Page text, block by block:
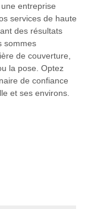
entreprise
services de haute
des résultats
sommes
de couverture,
la pose. Optez
de confiance
et ses environs.